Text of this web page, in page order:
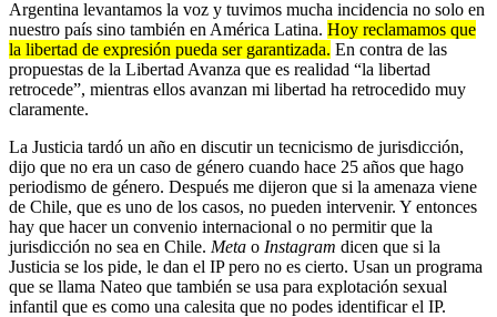
Argentina levantamos la voz y tuvimos mucha incidencia no solo en
nuestro país sino también en América Latina. Hoy reclamamos que
la libertad de expresión pueda ser garantizada. En contra de las
propuestas de la Libertad Avanza que es realidad “la libertad
retrocede”, mientras ellos avanzan mi libertad ha retrocedido muy
claramente.
La Justicia tardó un año en discutir un tecnicismo de jurisdicción,
dijo que no era un caso de género cuando hace 25 años que hago
periodismo de género. Después me dijeron que si la amenaza viene
de Chile, que es uno de los casos, no pueden intervenir. Y entonces
hay que hacer un convenio internacional o no permitir que la
jurisdicción no sea en Chile. Meta o Instagram dicen que si la
Justicia se los pide, le dan el IP pero no es cierto. Usan un programa
que se llama Nateo que también se usa para explotación sexual
infantil que es como una calesita que no podes identificar el IP.